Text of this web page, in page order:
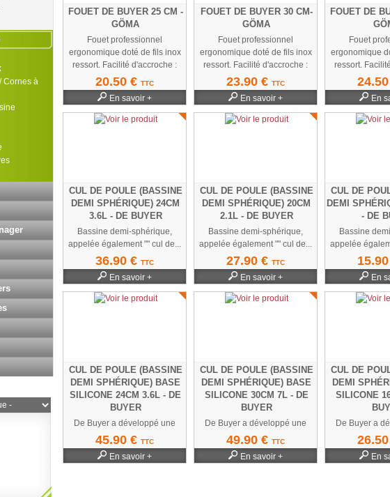
Cornes à
FOUET DE BUYER 25 CM -
GÖMA
Fouet professionnel
ergonomique doté de fils inox
ressort. Facilité d'accroche :
Trou...
20.50 € TTC
En savoir +
FOUET DE BUYER 30 CM-
GÖMA
Fouet professionnel
ergonomique doté de fils inox
ressort. Facilité d'accroche :
Trou d'accroche...
23.90 € TTC
En savoir +
FOUET DE
Fouet
ergonomique
ressort.
En
CUL DE POULE (BASSINE
DEMI SPHÉRIQUE) 24CM
3.6L - DE BUYER
Bassine demi-sphérique,
appelée également "" cul de...
36.90 € TTC
En savoir +
CUL DE POULE (BASSINE
DEMI SPHÉRIQUE) 20CM
2.1L - DE BUYER
Bassine demi-sphérique,
appelée également "" cul de...
27.90 € TTC
En savoir +
CUL DE
DEMI
- DE
Bassine
appelée
En
CUL DE POULE (BASSINE
DEMI SPHÉRIQUE) BASE
SILICONE 24CM 3.6L - DE
BUYER
De Buyer a développé une
nouvelle bassine...
45.90 € TTC
En savoir +
CUL DE POULE (BASSINE
DEMI SPHÉRIQUE) BASE
SILICONE 30CM 7L - DE
BUYER
De Buyer a développé une
nouvelle bassine...
49.90 € TTC
En savoir +
CUL DE
DEMI
SILICONE
De Buyer a
nouvelle
En